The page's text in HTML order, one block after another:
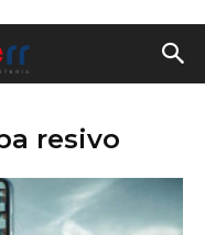
resivo